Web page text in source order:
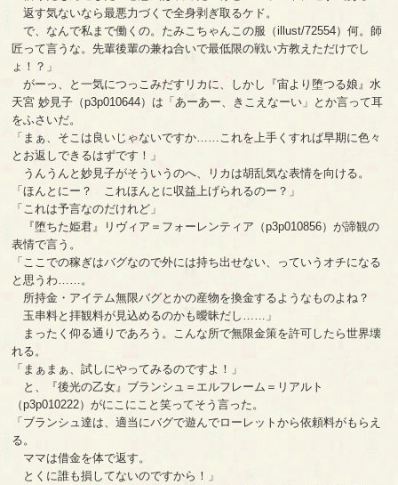
返す気ないなら最悪力づくで全身剥ぎ取るケド。
で、なんで私まで働くの。たみこちゃんこの服（illust/72554）何。師
匠って言うな。先輩後輩の兼ね合いで最低限の戦い方教えただけでし
ょ！？」
がーっ、と一気につっこみだすリカに、しかし『宙より堕つる娘』水
天宮 妙見子（p3p010644）は「あーあー、きこえなーい」とか言って耳
をふさいだ。
「まぁ、そこは良いじゃないですか……これを上手くすれば早期に色々
とお返しできるはずです！」
うんうんと妙見子がそういうのへ、リカは胡乱気な表情を向ける。
「ほんとにー？ これほんとに収益上げられるのー？」
「これは予言なのだけれど」
『堕ちた姫君』リヴィア＝フォーレンティア（p3p010856）が諦観の
表情で言う。
「ここでの稼ぎはバグなので外には持ち出せない、っていうオチになる
と思うわ……。
所持金・アイテム無限バグとかの産物を換金するようなものよね？
玉串料と拝観料が見込めるのかも曖昧だし……」
まったく仰る通りであろう。こんな所で無限金策を許可したら世界壊
れる。
「まぁまぁ、試しにやってみるのですよ！」
と、『後光の乙女』ブランシュ＝エルフレーム＝リアルト
（p3p010222）がにこにこと笑ってそう言った。
「ブランシュ達は、適当にバグで遊んでローレットから依頼料がもらえ
る。
ママは借金を体で返す。
とくに誰も損してないのですから！」